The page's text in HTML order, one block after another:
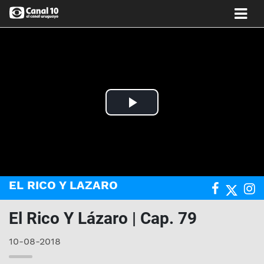
Play
EL RICO Y LAZARO
El Rico Y Lázaro | Cap. 79
10-08-2018